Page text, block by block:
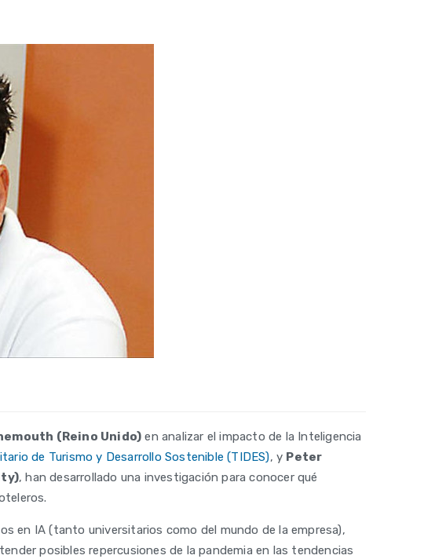
(Reino Unido) en analizar el impacto de la Inteligencia
de Turismo y Desarrollo Sostenible (TIDES), y Peter
, han desarrollado una investigación para conocer qué
en IA (tanto universitarios como del mundo de la empresa),
posibles repercusiones de la pandemia en las tendencias